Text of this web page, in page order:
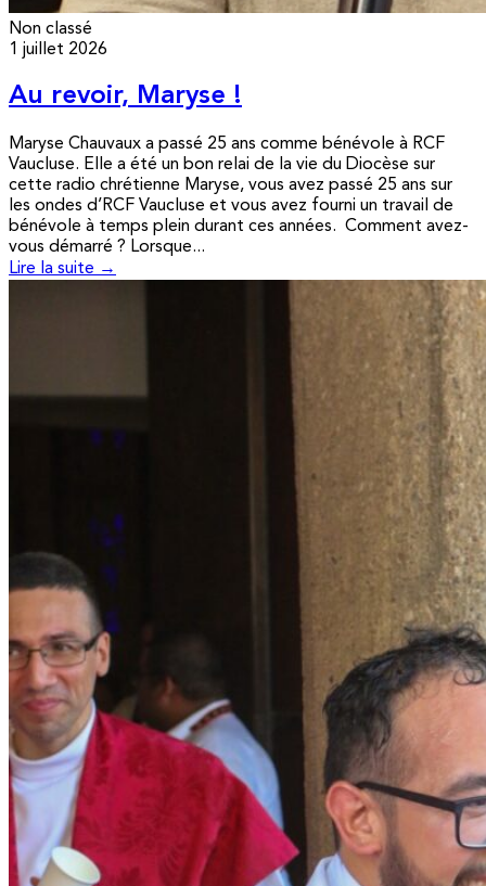
Non classé
1 juillet 2026
Au revoir, Maryse !
Maryse Chauvaux a passé 25 ans comme bénévole à RCF
Vaucluse. Elle a été un bon relai de la vie du Diocèse sur
cette radio chrétienne Maryse, vous avez passé 25 ans sur
les ondes d’RCF Vaucluse et vous avez fourni un travail de
bénévole à temps plein durant ces années. Comment avez-
vous démarré ? Lorsque...
Lire la suite →